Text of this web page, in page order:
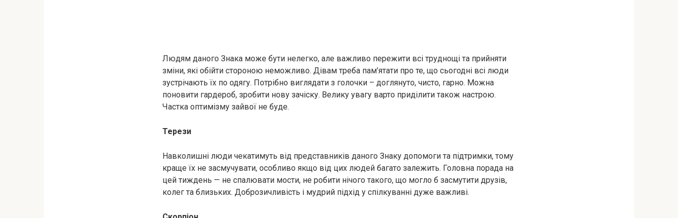
Людям даного Знака може бути нелегко, але важливо пережити всі труднощі та прийняти
зміни, які обійти стороною неможливо. Дівам треба пам’ятати про те, що сьогодні всі люди
зустрічають їх по одягу. Потрібно виглядати з голочки – доглянуто, чисто, гарно. Можна
поновити гардероб, зробити нову зачіску. Велику увагу варто приділити також настрою.
Частка оптимізму зайвої не буде.
Терези
Навколишні люди чекатимуть від представників даного Знаку допомоги та підтримки, тому
краще їх не засмучувати, особливо якщо від цих людей багато залежить. Головна порада на
цей тиждень — не спалювати мости, не робити нічого такого, що могло б засмутити друзів,
колег та близьких. Доброзичливість і мудрий підхід у спілкуванні дуже важливі.